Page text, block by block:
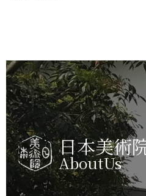
日本美術
AboutUs